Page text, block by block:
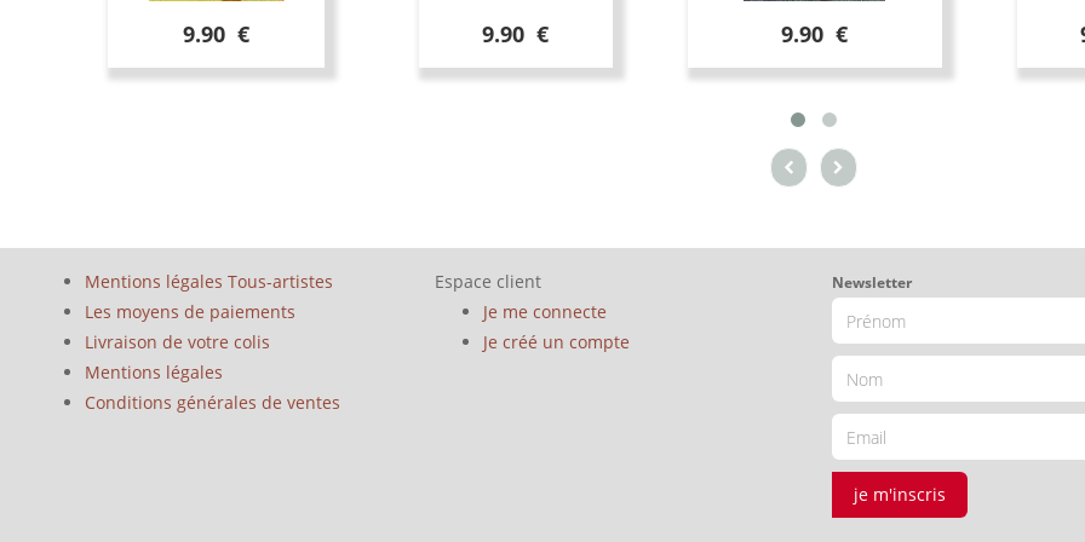
9.90 € 9.90 € 9.90 €
Mentions légales Tous-artistes
Les moyens de paiements
Livraison de votre colis
Mentions légales
Conditions générales de ventes
Espace client
Je me connecte
Je créé un compte
Newsletter
je m'inscris